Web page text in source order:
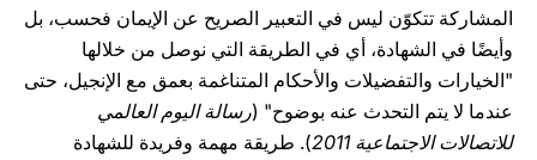
المشاركة تتكوّن ليس في التعبير الصريح عن الإيمان فحسب، بل
وأيضًا في الشهادة، أي في الطريقة التي نوصل من خلالها
"الخيارات والتفضيلات والأحكام المتناغمة بعمق مع الإنجيل، حتى
عندما لا يتم التحدث عنه بوضوح" (رسالة اليوم العالمي
للاتصالات الاجتماعية 2011
). طريقة مهمة وفريدة للشهادة